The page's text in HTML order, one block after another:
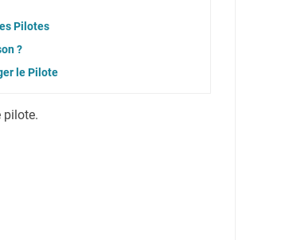
Pilotes
?
le Pilote
pilote.